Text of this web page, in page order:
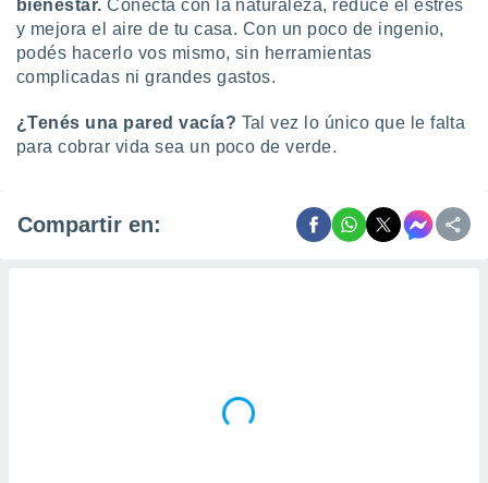
bienestar.Conecta con la naturaleza, reduce el estrés
y mejora el aire de tu casa. Con un poco de ingenio,
podés hacerlo vos mismo, sin herramientas
complicadas ni grandes gastos.
¿Tenés una pared vacía? Tal vez lo único que le falta
para cobrar vida sea un poco de verde.
Compartir en: